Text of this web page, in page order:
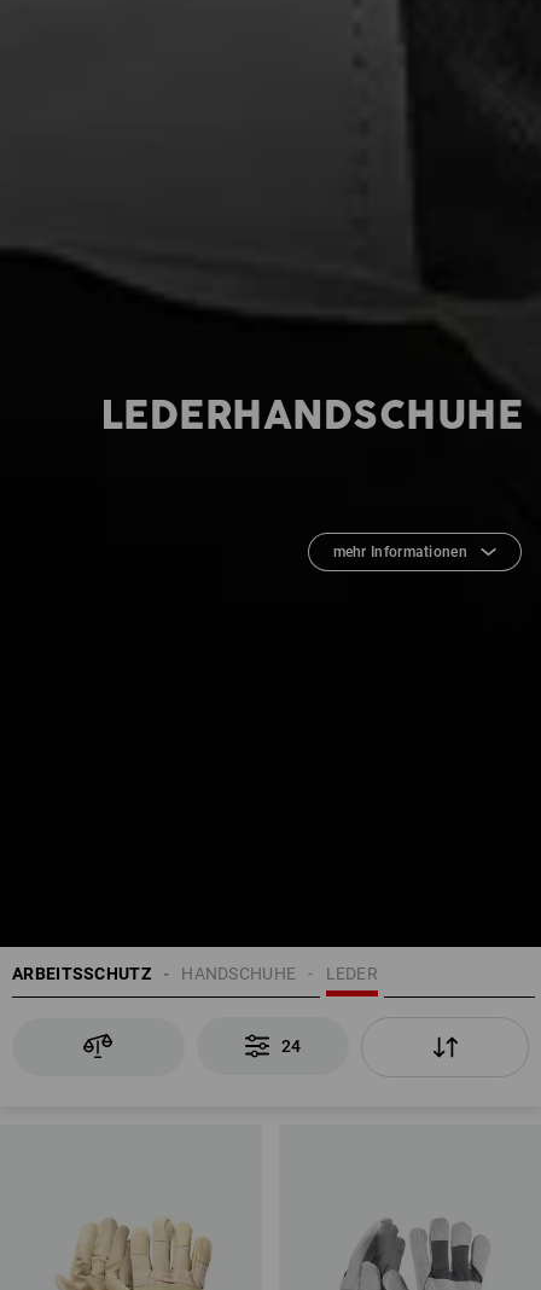
LEDERHANDSCHUHE
mehr Informationen
ARBEITSSCHUTZ LEDER
HANDSCHUHE
24